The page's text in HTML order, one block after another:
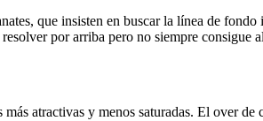
que insisten en buscar la línea de
por arriba pero no siempre
atractivas y menos saturadas. El over